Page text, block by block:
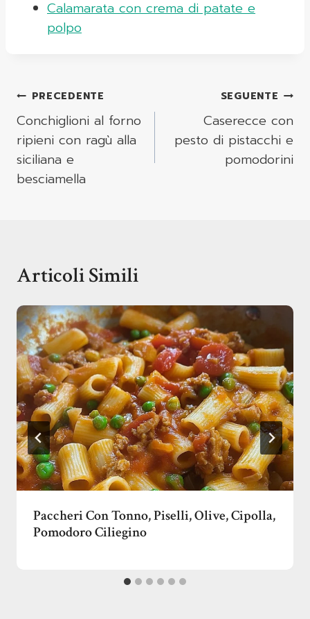
Calamarata con crema di patate e
polpo
Navigazione
Articoli
PRECEDENTE
Conchiglioni al forno
ripieni con ragù alla
siciliana e
besciamella
SEGUENTE
Caserecce con
pesto di pistacchi e
pomodorini
Articoli Simili
Paccheri Con Tonno, Piselli, Olive, Cipolla,
Pomodoro Ciliegino